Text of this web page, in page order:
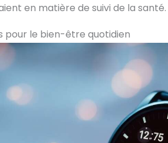
en matière de suivi de la santé.
pour le bien-être quotidien